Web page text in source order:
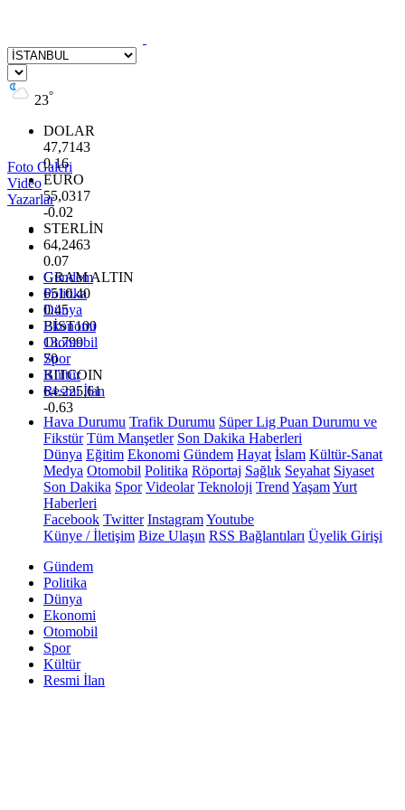
23°
DOLAR
47,7143
0.16
EURO
55,0317
-0.02
STERLİN
64,2463
0.07
GRAM ALTIN
6510.40
0.45
BİST100
13.799
70
BITCOIN
64.225,61
-0.63
Foto Galeri
Video
Yazarlar
Gündem
Politika
Dünya
Ekonomi
Otomobil
Spor
Kültür
Resmi İlan
Hava Durumu Trafik Durumu Süper Lig Puan Durumu ve
Fikstür Tüm Manşetler Son Dakika Haberleri
Dünya Eğitim Ekonomi Gündem Hayat İslam Kültür-Sanat
Medya Otomobil Politika Röportaj Sağlık Seyahat Siyaset
Son Dakika Spor Videolar Teknoloji Trend YaşamYurt
Haberleri
Facebook Twitter InstagramYoutube
Künye / İletişim Bize Ulaşın RSS Bağlantıları Üyelik Girişi
Gündem
Politika
Dünya
Ekonomi
Otomobil
Spor
Kültür
Resmi İlan